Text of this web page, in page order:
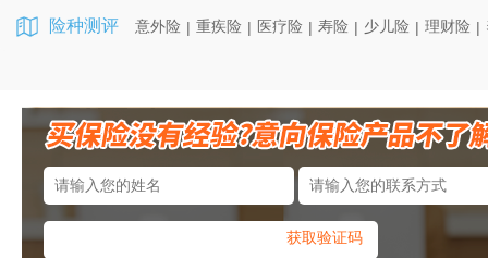
险种测评 意外险 | 重疾险 | 医疗险 | 寿险 | 少儿险 | 理财险 |
获取验证码